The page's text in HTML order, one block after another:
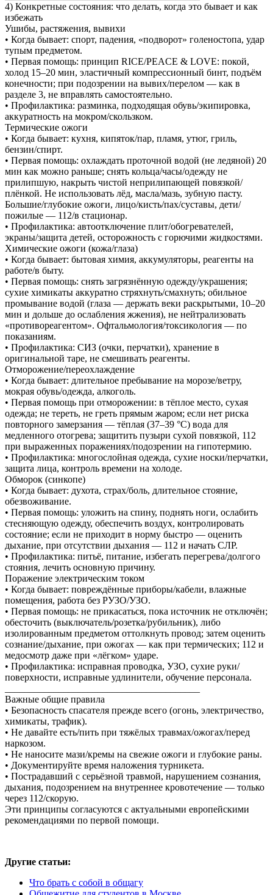
4) Конкретные состояния: что делать, когда это бывает и как
избежать
Ушибы, растяжения, вывихи
• Когда бывает: спорт, падения, «подворот» голеностопа, удар
тупым предметом.
• Первая помощь: принцип RICE/PEACE & LOVE: покой,
холод 15–20 мин, эластичный компрессионный бинт, подъём
конечности; при подозрении на вывих/перелом — как в
разделе 3, не вправлять самостоятельно.
• Профилактика: разминка, подходящая обувь/экипировка,
аккуратность на мокром/скользком.
Термические ожоги
• Когда бывает: кухня, кипяток/пар, пламя, утюг, гриль,
бензин/спирт.
• Первая помощь: охлаждать проточной водой (не ледяной) 20
мин как можно раньше; снять кольца/часы/одежду не
прилипшую, накрыть чистой неприлипающей повязкой/
плёнкой. Не использовать лёд, масла/мазь, зубную пасту.
Большие/глубокие ожоги, лицо/кисть/пах/суставы, дети/
пожилые — 112/в стационар.
• Профилактика: автоотключение плит/обогревателей,
экраны/защита детей, осторожность с горючими жидкостями.
Химические ожоги (кожа/глаза)
• Когда бывает: бытовая химия, аккумуляторы, реагенты на
работе/в быту.
• Первая помощь: снять загрязнённую одежду/украшения;
сухие химикаты аккуратно стряхнуть/смахнуть; обильное
промывание водой (глаза — держать веки раскрытыми, 10–20
мин и дольше до ослабления жжения), не нейтрализовать
«противореагентом». Офтальмология/токсикология — по
показаниям.
• Профилактика: СИЗ (очки, перчатки), хранение в
оригинальной таре, не смешивать реагенты.
Отморожение/переохлаждение
• Когда бывает: длительное пребывание на морозе/ветру,
мокрая обувь/одежда, алкоголь.
• Первая помощь при отморожении: в тёплое место, сухая
одежда; не тереть, не греть прямым жаром; если нет риска
повторного замерзания — тёплая (37–39 °C) вода для
медленного отогрева; защитить пузыри сухой повязкой, 112
при выраженных поражениях/подозрении на гипотермию.
• Профилактика: многослойная одежда, сухие носки/перчатки,
защита лица, контроль времени на холоде.
Обморок (синкопе)
• Когда бывает: духота, страх/боль, длительное стояние,
обезвоживание.
• Первая помощь: уложить на спину, поднять ноги, ослабить
стесняющую одежду, обеспечить воздух, контролировать
состояние; если не приходит в норму быстро — оценить
дыхание, при отсутствии дыхания — 112 и начать СЛР.
• Профилактика: питьё, питание, избегать перегрева/долгого
стояния, лечить основную причину.
Поражение электрическим током
• Когда бывает: повреждённые приборы/кабели, влажные
помещения, работа без РУЗО/УЗО.
• Первая помощь: не прикасаться, пока источник не отключён;
обесточить (выключатель/розетка/рубильник), либо
изолированным предметом оттолкнуть провод; затем оценить
сознание/дыхание, при ожогах — как при термических; 112 и
медосмотр даже при «лёгком» ударе.
• Профилактика: исправная проводка, УЗО, сухие руки/
поверхности, исправные удлинители, обучение персонала.
Важные общие правила
• Безопасность спасателя прежде всего (огонь, электричество,
химикаты, трафик).
• Не давайте есть/пить при тяжёлых травмах/ожогах/перед
наркозом.
• Не наносите мази/кремы на свежие ожоги и глубокие раны.
• Документируйте время наложения турникета.
• Пострадавший с серьёзной травмой, нарушением сознания,
дыхания, подозрением на внутреннее кровотечение — только
через 112/скорую.
Эти принципы согласуются с актуальными европейскими
рекомендациями по первой помощи.
Другие статьи:
Что брать с собой в общагу